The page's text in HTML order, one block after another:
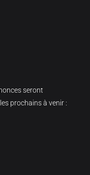
seront
prochains à venir :